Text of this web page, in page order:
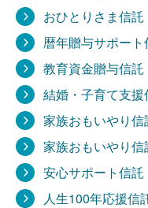
おひとりさま信託
暦年贈与サポート
教育資金贈与信託
結婚・子育て支援
家族おもいやり信
家族おもいやり信
安心サポート信託
人生100年応援信